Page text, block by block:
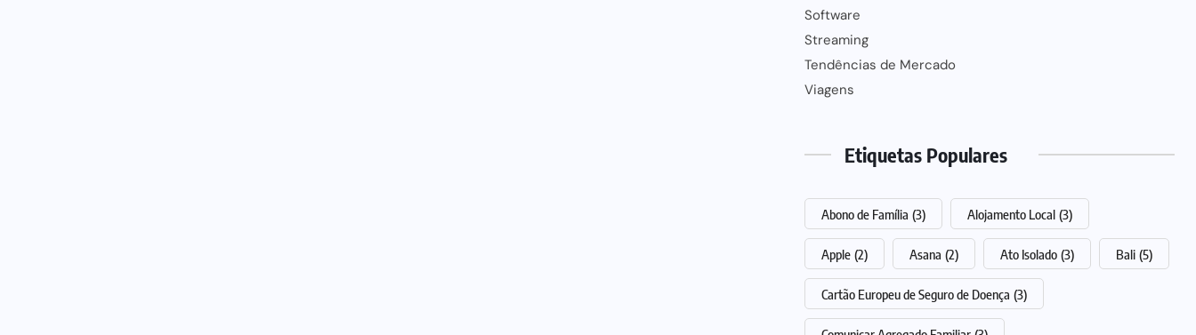
Software
Streaming
Tendências de Mercado
Viagens
Etiquetas Populares
Abono de Família (3) Alojamento Local (3)
Apple (2) Asana (2) Ato Isolado (3) Bali (5)
Cartão Europeu de Seguro de Doença (3)